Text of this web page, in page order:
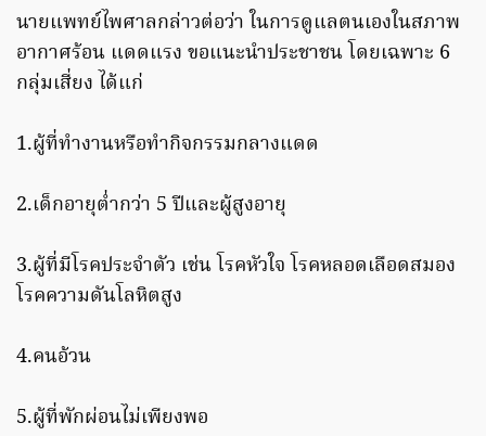
นายแพทย์ไพศาลกล่าวต่อว่า ในการดูแลตนเองในสภาพ
อากาศร้อน แดดแรง ขอแนะนำประชาชน โดยเฉพาะ 6
กลุ่มเสี่ยง ได้แก่
1.ผู้ที่ทำงานหรือทำกิจกรรมกลางแดด
2.เด็กอายุต่ำกว่า 5 ปีและผู้สูงอายุ
3.ผู้ที่มีโรคประจำตัว เช่น โรคหัวใจ โรคหลอดเลือดสมอง
โรคความดันโลหิตสูง
4.คนอ้วน
5.ผู้ที่พักผ่อนไม่เพียงพอ